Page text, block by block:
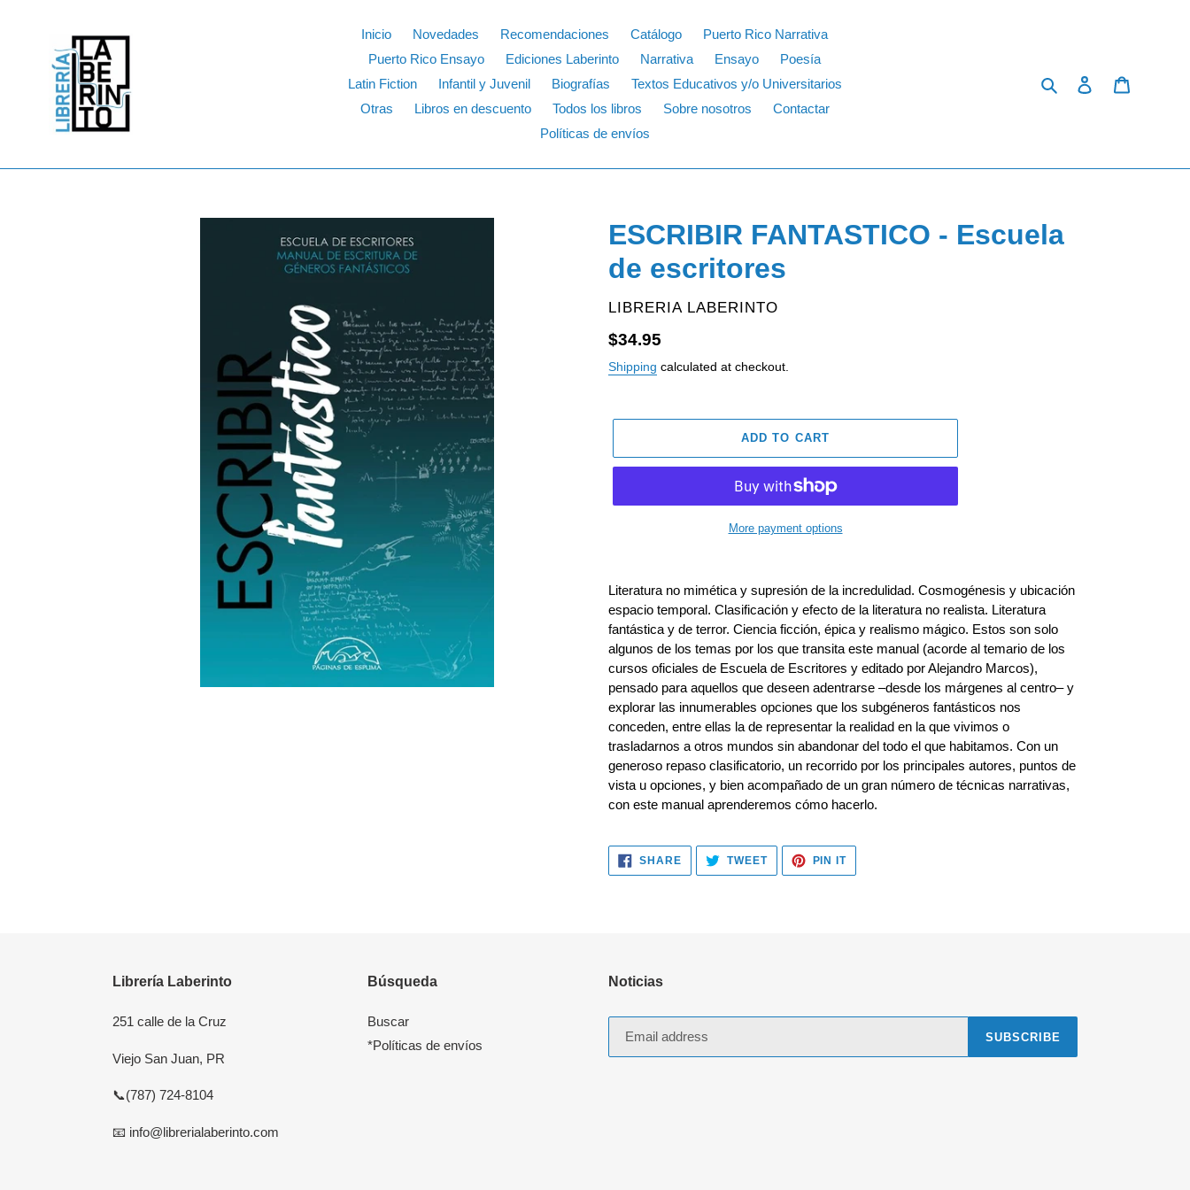
Inicio Novedades Recomendaciones Catálogo
Puerto Rico Narrativa
Puerto Rico Ensayo
Ediciones Laberinto Narrativa Ensayo
Poesía
Latin Fiction
Infantil y Juvenil Biografías
Textos Educativos y/o Universitarios
Otras
Libros en descuento Todos los libros Sobre nosotros
Contactar
Políticas de envíos
Search Log in
ESCRIBIR FANTASTICO - Escuela
de escritores
VENDOR
LIBRERIA LABERINTO
Regular
price
$34.95
Shipping calculated at checkout.
ADD TO CART
More payment options
product
your
cart
Literatura no mimética y supresión de la incredulidad. Cosmogénesis y ubicación
espacio temporal. Clasificación y efecto de la literatura no realista. Literatura
fantástica y de terror. Ciencia ficción, épica y realismo mágico. Estos son solo
algunos de los temas por los que transita este manual (acorde al temario de los
cursos oficiales de Escuela de Escritores y editado por Alejandro Marcos),
pensado para aquellos que deseen adentrarse –desde los márgenes al centro– y
explorar las innumerables opciones que los subgéneros fantásticos nos
conceden, entre ellas la de representar la realidad en la que vivimos o
trasladarnos a otros mundos sin abandonar del todo el que habitamos. Con un
generoso repaso clasificatorio, un recorrido por los principales autores, puntos de
vista u opciones, y bien acompañado de un gran número de técnicas narrativas,
con este manual aprenderemos cómo hacerlo.
SHARESHARE
FACEBOOK
TWEETTWEET
TWITTER
PIN ITPIN
PINTEREST
Librería Laberinto
251 calle de la Cruz
Viejo San Juan, PR
📞(787) 724-8104
📧 info@librerialaberinto.com
Búsqueda
Buscar
*Políticas de envíos
Noticias
SUBSCRIBE